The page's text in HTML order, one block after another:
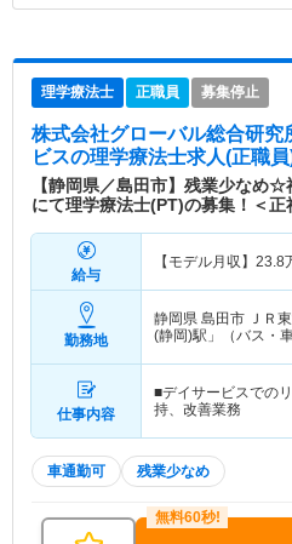
理学療法士 正職員 募集停止
株式会社グローバル総合研究
ビスの理学療法士求人(正職
【静岡県／島田市】残業少なめ
にて理学療法士(PT)の募集！＜正
給与
【モデル月収】 23.8
勤務地
静岡県 島田市 ＪＲ
(静岡)駅」（バス・車
仕事内容
■デイサービスでの
持、改善業務
車通勤可 残業少なめ